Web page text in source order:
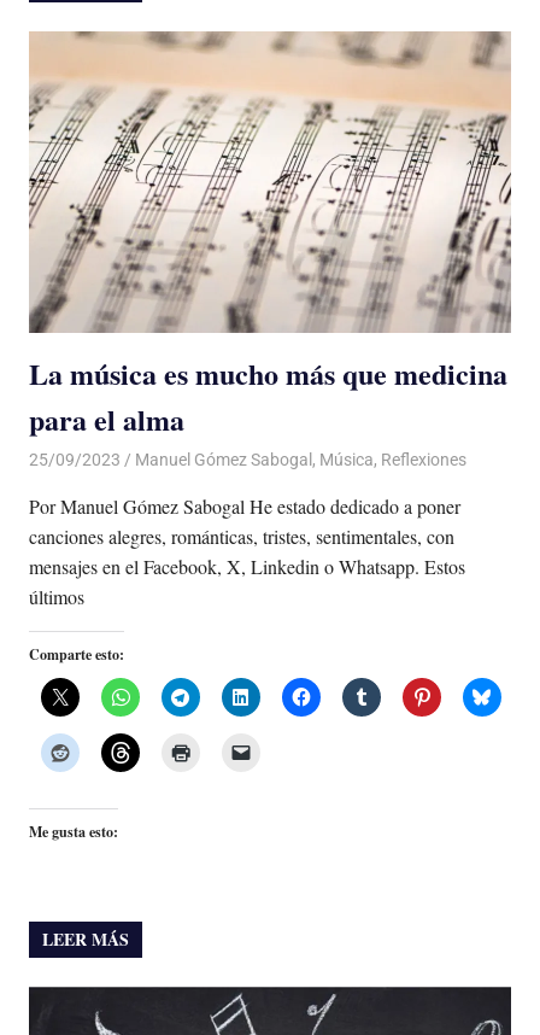
La música es mucho más que medicina
para el alma
25/09/2023 De todo un Poco
Manuel Gómez Sabogal , Música, Reflexiones
Por Manuel Gómez Sabogal He estado dedicado a poner
canciones alegres, románticas, tristes, sentimentales, con
mensajes en el Facebook, X, Linkedin o Whatsapp. Estos
últimos
Comparte esto:
Me gusta esto:
LEER MÁS